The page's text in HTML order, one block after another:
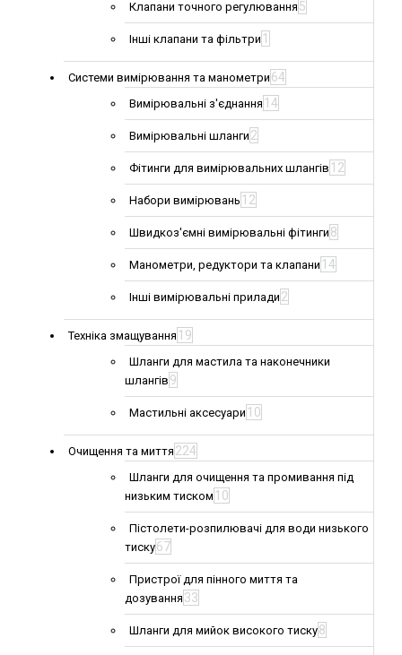
Клапани точного регулювання 5
Інші клапани та фільтри 1
Системи вимірювання та манометри 64
Вимірювальні з'єднання 14
Вимірювальні шланги 2
Фітинги для вимірювальних шлангів 12
Набори вимірювань 12
Швидкоз'ємні вимірювальні фітинги 8
Манометри, редуктори та клапани 14
Інші вимірювальні прилади 2
Техніка змащування 19
Шланги для мастила та наконечники
шлангів 9
Мастильні аксесуари 10
Очищення та миття 224
Шланги для очищення та промивання під
низьким тиском 10
Пістолети-розпилювачі для води низького
тиску67
Пристрої для пінного миття та
дозування 33
Шланги для мийок високого тиску8